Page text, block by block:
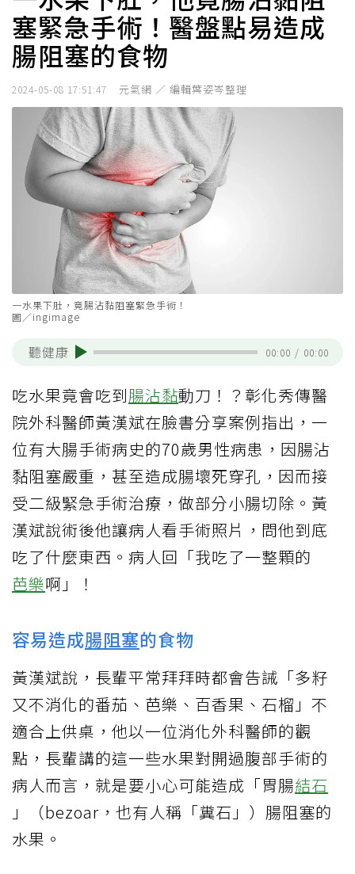
塞緊急手術！醫盤點易造成
腸阻塞的食物
2024-05-08 17:51:47 元氣網 ／ 編輯葉姿岑整理
一水果下肚，竟腸沾黏阻塞緊急手術！
圖／ingimage
聽健康 00:00 / 00:00
吃水果竟會吃到腸沾黏動刀！？彰化秀傳醫
院外科醫師黃漢斌在臉書分享案例指出，一
位有大腸手術病史的70歲男性病患，因腸沾
黏阻塞嚴重，甚至造成腸壞死穿孔，因而接
受二級緊急手術治療，做部分小腸切除。黃
漢斌說術後他讓病人看手術照片，問他到底
吃了什麼東西。病人回「我吃了一整顆的
芭樂啊」！
容易造成腸阻塞的食物
黃漢斌說，長輩平常拜拜時都會告誡「多籽
又不消化的番茄、芭樂、百香果、石榴」不
適合上供桌，他以一位消化外科醫師的觀
點，長輩講的這一些水果對開過腹部手術的
病人而言，就是要小心可能造成「胃腸結石
」（bezoar，也有人稱「糞石」）腸阻塞的
水果。